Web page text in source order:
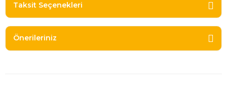
Taksit Seçenekleri
Önerileriniz